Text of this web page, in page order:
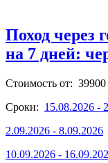
Поход через
на 7 дней:
Стоимость от: 39900
Сроки: 15.08.2026 -
2.09.2026 - 8.09.2026
10.09.2026 -